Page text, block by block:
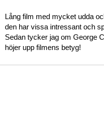
Lång film med mycket udda
den har vissa intressant och
Sedan tycker jag om George
höjer upp filmens betyg!